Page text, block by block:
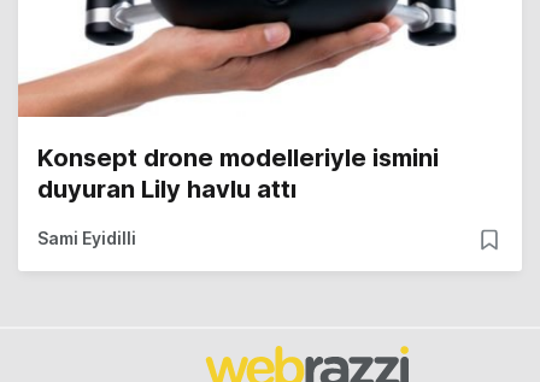
Konsept drone modelleriyle ismini
duyuran Lily havlu attı
Sami Eyidilli